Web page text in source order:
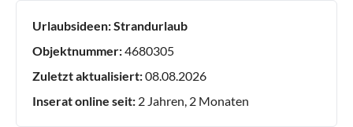
Urlaubsideen:Strandurlaub
Objektnummer:4680305
Zuletzt aktualisiert:08.08.2026
Inserat online seit: 2 Jahren, 2 Monaten